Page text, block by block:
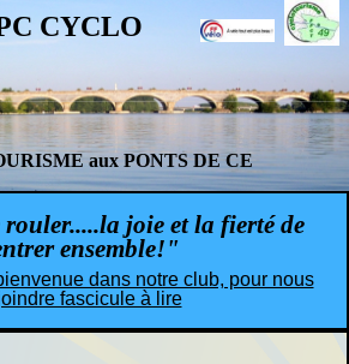
CYCLO
aux PONTS DE CE
joie et la fierté de
ensemble!"
dans notre club, pour nous
fascicule à lire